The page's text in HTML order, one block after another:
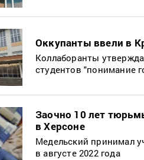
Оккупанты ввели в
Коллаборанты
студентов "понимание
Заочно 10 лет
в Херсоне
Медельский принимал
в августе 2022 года